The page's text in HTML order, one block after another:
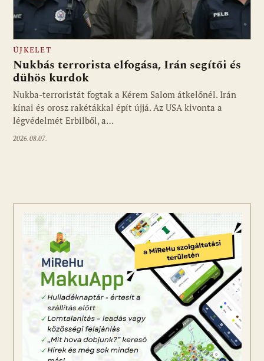
ÚJKELET
Nukbás terrorista elfogása, Irán segítői és
dühös kurdok
Nukba-terroristát fogtak a Kérem Salom átkelőnél. Irán
kínai és orosz rakétákkal épít újjá. Az USA kivonta a
légvédelmét Erbilből, a…
2026.08.07.